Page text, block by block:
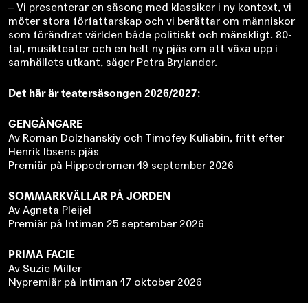
– Vi presenterar en säsong med klassiker i ny kontext, vi
möter stora författarskap och vi berättar om människor
som förändrat världen både politiskt och mänskligt. 80-
tal, musikteater och en helt ny pjäs om att växa upp i
samhällets utkant, säger Petra Brylander.
Det här är teatersäsongen 2026/2027:
GENGÅNGARE
Av Roman Dolzhanskiy och Timofey Kuliabin, fritt efter
Henrik Ibsens pjäs
Premiär på Hippodromen 19 september 2026
SOMMARKVÄLLAR PÅ JORDEN
Av Agneta Pleijel
Premiär på Intiman 25 september 2026
PRIMA FACIE
Av Suzie Miller
Nypremiär på Intiman 17 oktober 2026